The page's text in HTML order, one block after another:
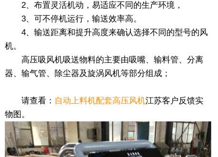
2、布置灵活机动，易适应不同的生产环境，
3、可不停机运行，输送效率高。
4、输送距离和提升高度来确认选择不同的型号的风
机。
高压吸风机吸送物料的主要由吸嘴、输料管、分离
器、输气管、除尘器及旋涡风机等部分组成；
请查看： 自动上料机配套高压风机江苏客户反馈实
物图。